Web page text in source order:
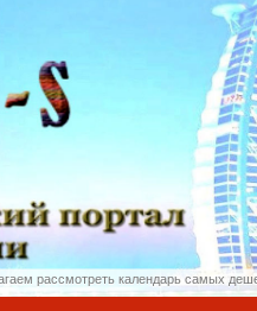
рассмотреть календарь самых